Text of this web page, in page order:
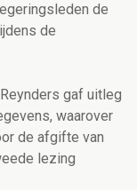
de
de
gaf uitleg
waarover
de afgifte van
lezing